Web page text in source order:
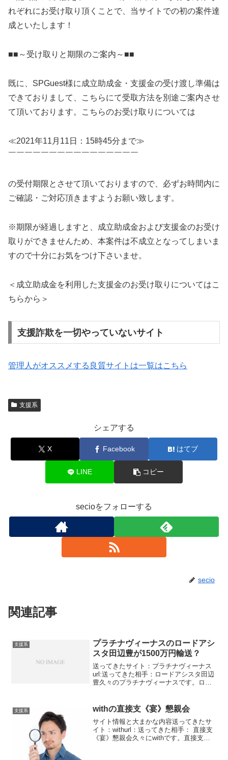
れぞれにお受け取り頂くことで、当サイトでの初の案件達
成といたします！
■■～受け取りと期限のご案内～■■
既に、SPGuest様に成立助成金・支援金の受け渡し準備は
できておりまして、こちらにて受取方法を別途ご案内させ
て頂いております。こちらのお受け取りについては
≪2021年11月11日：15時45分まで≫
￣￣￣￣￣￣￣￣￣￣￣￣￣￣￣￣
の受付期限とさせて頂いておりますので、必ずお時間内に
ご確認・ご対応頂きますようお願い致します。
※期限が経過しますと、成立助成金および支援金のお受け
取りができませんため、本案件は不成立となってしまいま
すので十分にお気をつけ下さいませ。
＜成立助成金を利用した支援金のお受け取りについてはこ
ちらから＞
支援詐欺を一切やっていないサイト
管理人がオススメする良質サイトは一覧はこちら
支援系
シェアする
X Facebook はてブ
LINE コピー
secioをフォローする
secio
関連記事
支援系
プラチナヴィーナスのロードアシ
スタ田辺豊が1500万円輸送？
送ってきたサイト：プラチナヴィーナス
url:送ってきた相手：ロードアシスタ田辺
豊久々のプラチナヴィーナスです。ロー
です。自転車便ってのは実際ありますが
現金の輸送はないで...
支援系 withの直接支《宴》懇親会
サイト情報と大まかな内容送ってきたサ
イト：withurl：送ってきた相手： 直接支
《宴》懇親会久々にwithです。直接支